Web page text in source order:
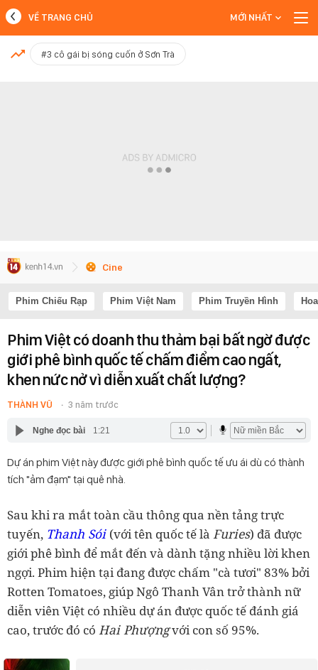
MỚI NHẤT
VỀ TRANG CHỦ MỚI NHẤT
#3 cô gái bị sóng cuốn ở Sơn Trà
Cine
Phim Chiếu Rạp Phim Việt Nam Phim Truyền Hình
Phim Việt có doanh thu thảm bại bất ngờ được
giới phê bình quốc tế chấm điểm cao ngất,
khen nức nở vì diễn xuất chất lượng?
THÀNH VŨ 3 năm trước
Nghe đọc bài 1:21
Dự án phim Việt này được giới phê bình quốc tế ưu ái dù có thành
tích "ảm đạm" tại quê nhà.
Sau khi ra mắt toàn cầu thông qua nền tảng trực
tuyến, Thanh Sói (với tên quốc tế là Furies) đã được
giới phê bình để mắt đến và dành tặng nhiều lời khen
ngợi. Phim hiện tại đang được chấm "cà tươi" 83% bởi
Rotten Tomatoes, giúp Ngô Thanh Vân trở thành nữ
diễn viên Việt có nhiều dự án được quốc tế đánh giá
cao, trước đó có Hai Phượngvới con số 95%.